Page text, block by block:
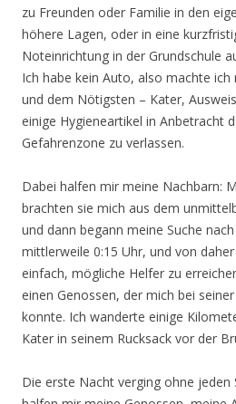
zu Freunden oder Familie in den
höhere Lagen, oder in eine
Noteinrichtung in der Grundschule
Ich habe kein Auto, also machte
und dem Nötigsten – Kater,
einige Hygieneartikel in Anbetracht
Gefahrenzone zu verlassen.
Dabei halfen mir meine Nachbarn:
brachten sie mich aus dem
und dann begann meine Suche
mittlerweile 0:15 Uhr, und von
einfach, mögliche Helfer zu
einen Genossen, der mich bei
konnte. Ich wanderte einige
Kater in seinem Rucksack vor der
Die erste Nacht verging ohne jeden